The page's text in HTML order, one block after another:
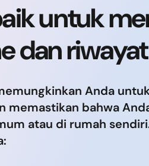
untuk
dan
Anda
memastikan bahwa
atau di rumah